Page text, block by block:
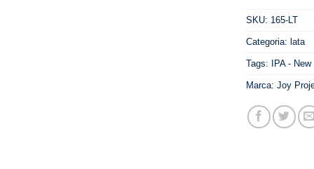
SKU: 165-LT
Categoria: lata
Tags: IPA -
Marca: Joy